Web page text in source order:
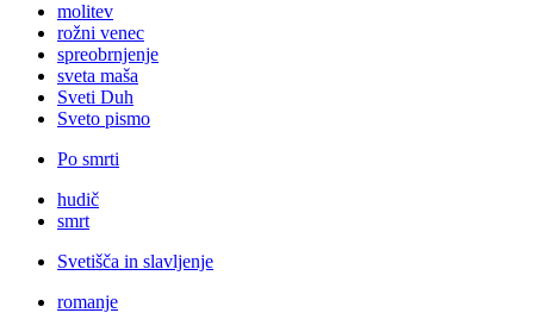
molitev
rožni venec
spreobrnjenje
sveta maša
Sveti Duh
Sveto pismo
Po smrti
hudič
smrt
Svetišča in slavljenje
romanje